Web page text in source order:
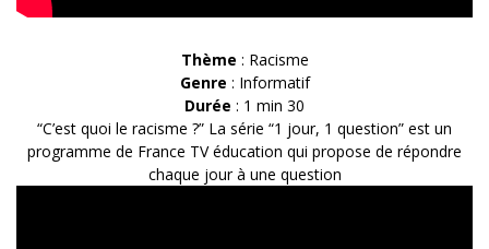
Thème : Racisme
Genre : Informatif
Durée : 1 min 30
“C’est quoi le racisme ?” La série “1 jour, 1 question” est un
programme de France TV éducation qui propose de répondre
chaque jour à une question